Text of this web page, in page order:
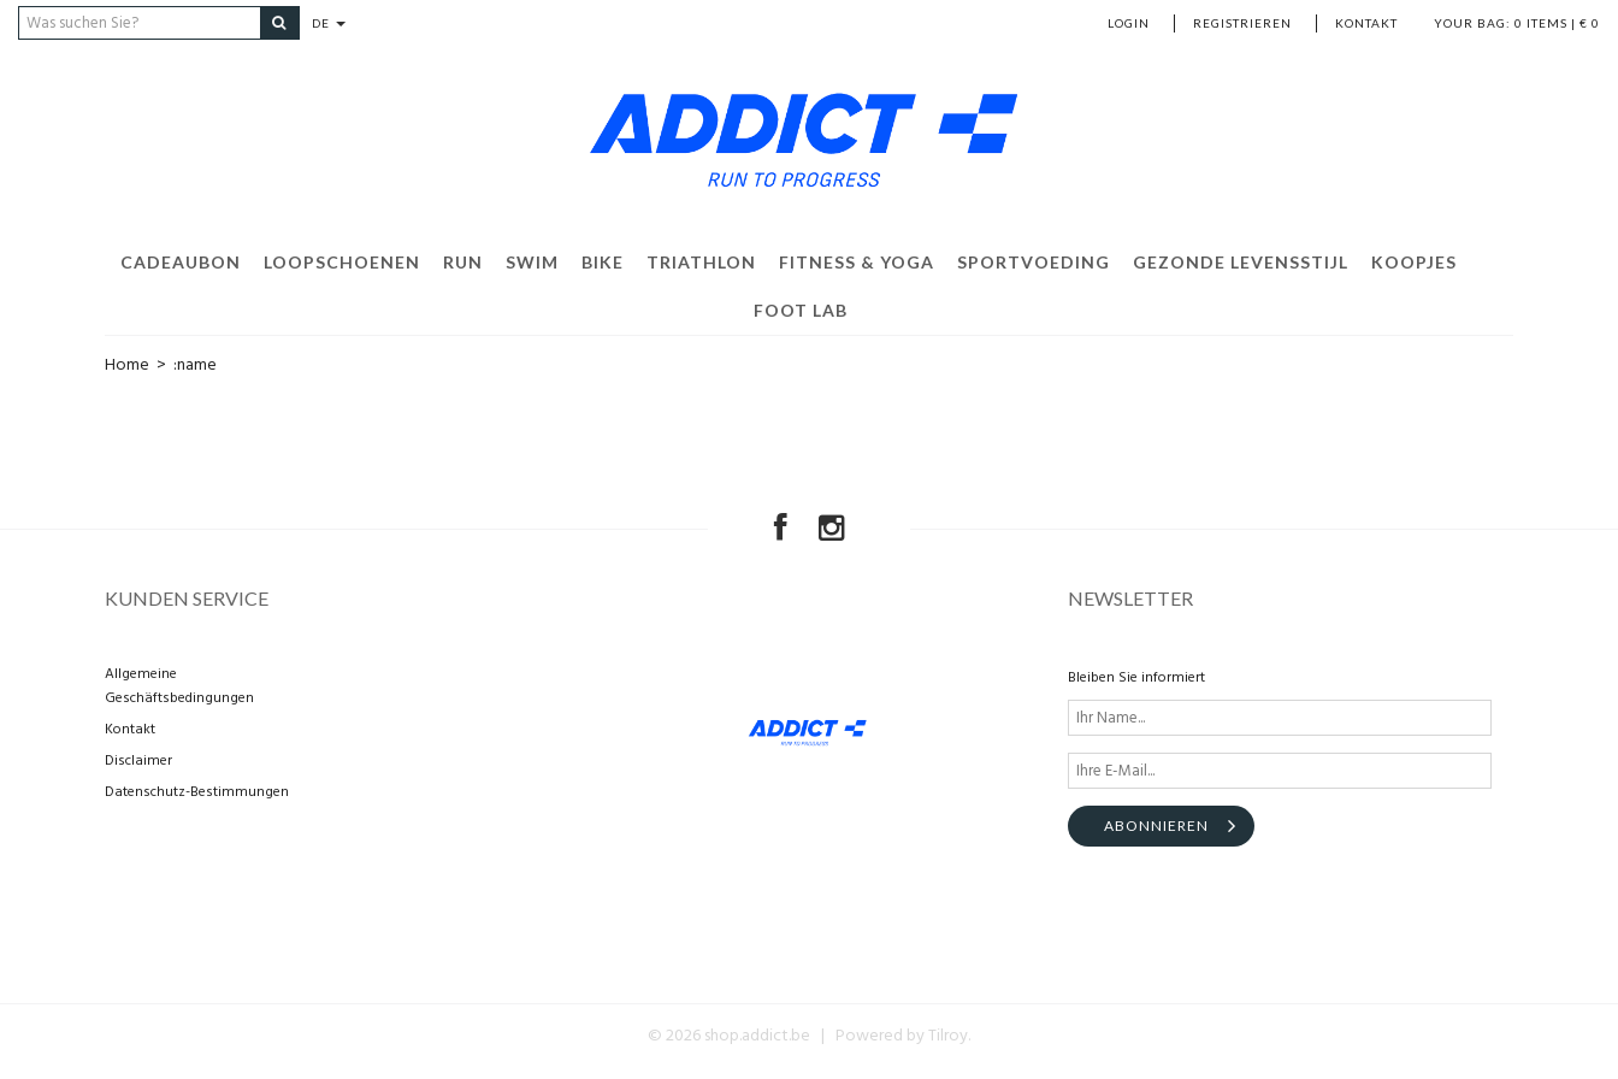
DE YOUR BAG: 0 ITEMS | € 0
LOGIN REGISTRIEREN KONTAKT
CADEAUBON LOOPSCHOENEN RUN SWIM BIKE TRIATHLON FITNESS & YOGA SPORTVOEDING GEZONDE LEVENSSTIJL KOOPJES
FOOT LAB
Home > :name
KUNDEN SERVICE
Allgemeine
Geschäftsbedingungen
Kontakt
Disclaimer
Datenschutz-Bestimmungen
NEWSLETTER
Bleiben Sie informiert
ABONNIEREN
© 2026 shop.addict.be | Powered byTilroy.